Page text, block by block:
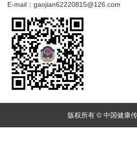
E-mail：gaojian62220815@126.com
版权所有 © 中国健康